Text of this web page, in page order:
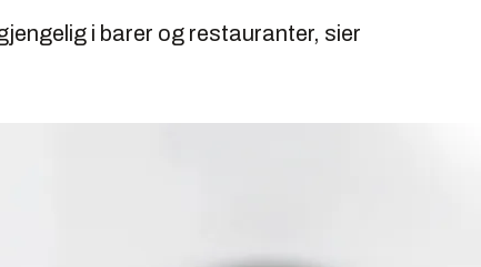
i barer og restauranter, sier